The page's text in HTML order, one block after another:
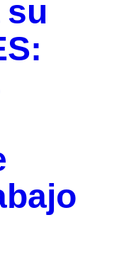
su